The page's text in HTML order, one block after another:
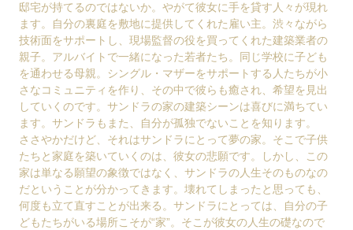
邸宅が持てるのではないか。やがて彼女に手を貸す人々が現れ
ます。自分の裏庭を敷地に提供してくれた雇い主。渋々ながら
技術面をサポートし、現場監督の役を買ってくれた建築業者の
親子。アルバイトで一緒になった若者たち。同じ学校に子ども
を通わせる母親。シングル・マザーをサポートする人たちが小
さなコミュニティを作り、その中で彼らも癒され、希望を見出
していくのです。サンドラの家の建築シーンは喜びに満ちてい
ます。サンドラもまた、自分が孤独でないことを知ります。
ささやかだけど、それはサンドラにとって夢の家。そこで子供
たちと家庭を築いていくのは、彼女の悲願です。しかし、この
家は単なる願望の象徴ではなく、サンドラの人生そのものなの
だということが分かってきます。壊れてしまったと思っても、
何度も立て直すことが出来る。サンドラにとっては、自分の子
どもたちがいる場所こそが“家”。そこが彼女の人生の礎なので